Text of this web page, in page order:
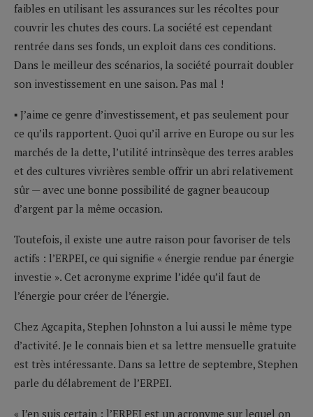
faibles en utilisant les assurances sur les récoltes pour
couvrir les chutes des cours. La société est cependant
rentrée dans ses fonds, un exploit dans ces conditions.
Dans le meilleur des scénarios, la société pourrait doubler
son investissement en une saison. Pas mal !
▪ J’aime ce genre d’investissement, et pas seulement pour
ce qu’ils rapportent. Quoi qu’il arrive en Europe ou sur les
marchés de la dette, l’utilité intrinsèque des terres arables
et des cultures vivrières semble offrir un abri relativement
sûr — avec une bonne possibilité de gagner beaucoup
d’argent par la même occasion.
Toutefois, il existe une autre raison pour favoriser de tels
actifs : l’ERPEI, ce qui signifie « énergie rendue par énergie
investie ». Cet acronyme exprime l’idée qu’il faut de
l’énergie pour créer de l’énergie.
Chez Agcapita, Stephen Johnston a lui aussi le même type
d’activité. Je le connais bien et sa lettre mensuelle gratuite
est très intéressante. Dans sa lettre de septembre, Stephen
parle du délabrement de l’ERPEI.
« J’en suis certain : l’ERPEI est un acronyme sur lequel on